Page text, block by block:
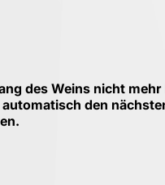
des Weins nicht mehr
den